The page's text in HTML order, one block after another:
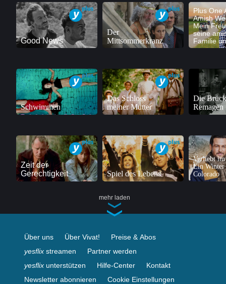
Good News
Der
Mittsommerkranz
Plus One
Amish
Mein
seine
Familie
Schwimmen
Das Schloss
meiner Mutter
Die
Remagen
Zeit der
Gerechtigkeit
Spiel des Lebens
Verliebt im
Ein Winter
Colorado
mehr laden
Über uns Über Vivat!
Preise & Abos
yesflix streamen
Partner werden
yesflix unterstützen Hilfe-Center
Kontakt
Newsletter abonnieren
Cookie Einstellungen